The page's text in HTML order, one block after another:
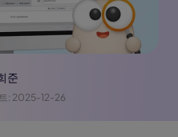
준
: 2025-12-26